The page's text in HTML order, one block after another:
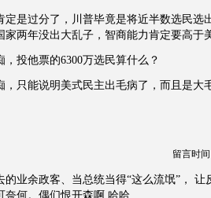
定是过分了，川普毕竟是将近半数选民选
家两年没出大乱子，智商能力肯定要高于
，投他票的6300万选民算什么？
，只能说明美式民主出毛病了，而且是大
留言时间
的业余政客、当总统当得“这么流氓”， 让
奈何。偶们恨开森啊 哈哈